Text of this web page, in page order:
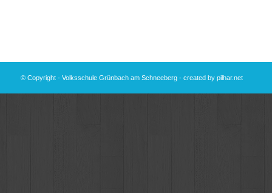
© Copyright - Volksschule Grünbach am Schneeberg - created by pilhar.net